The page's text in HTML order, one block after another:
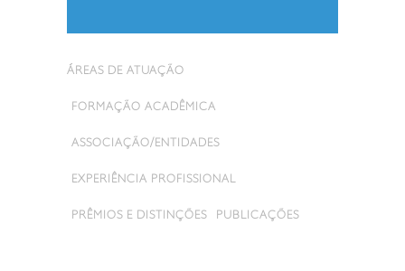
ÁREAS DE ATUAÇÃO
FORMAÇÃO ACADÊMICA
ASSOCIAÇÃO/ENTIDADES
EXPERIÊNCIA PROFISSIONAL
PRÊMIOS E DISTINÇÕES PUBLICAÇÕES